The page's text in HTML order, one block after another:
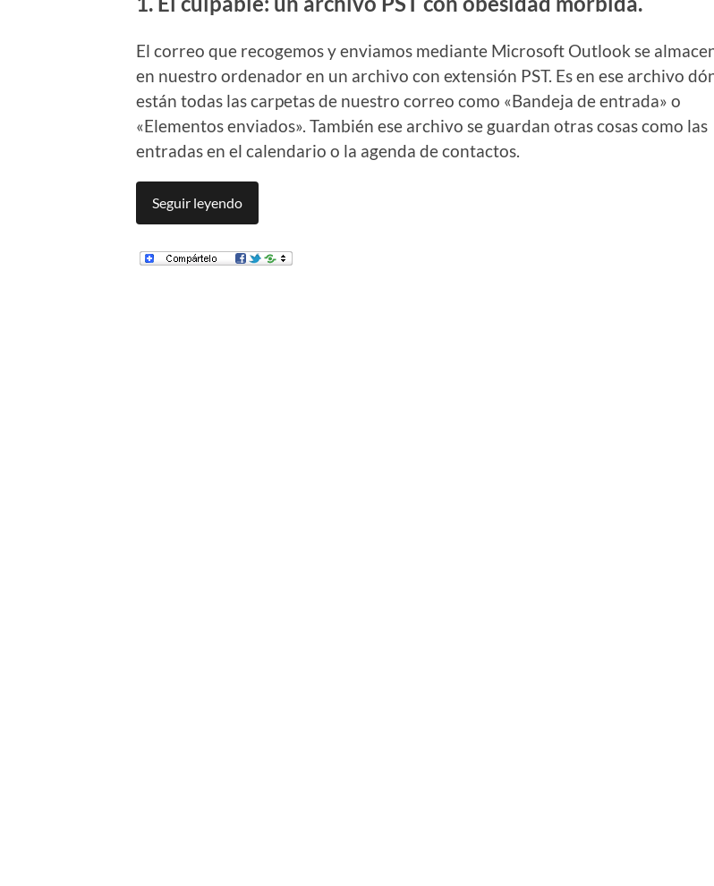
El correo que recogemos y enviamos mediante Microsoft Outlook se
en nuestro ordenador en un archivo con extensión PST. Es en ese archivo
están todas las carpetas de nuestro correo como «Bandeja de entrada» o
«Elementos enviados». También ese archivo se guardan otras cosas como las
entradas en el calendario o la agenda de contactos.
Seguir leyendo